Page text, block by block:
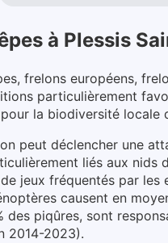
à Plessis
frelons européens,
particulièrement
la biodiversité locale
peut déclencher une
liés aux nids
jeux fréquentés par
causent en
des piqûres, sont
2014-2023).